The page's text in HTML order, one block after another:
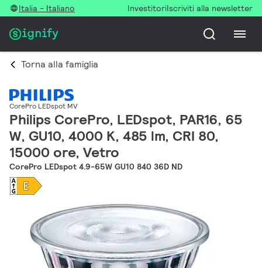
Italia - Italiano InvestitoriIscriviti alla newsletter
Torna alla famiglia
CorePro LEDspot MV
Philips CorePro, LEDspot, PAR16, 65
W, GU10, 4000 K, 485 lm, CRI 80,
15000 ore, Vetro
CorePro LEDspot 4.9-65W GU10 840 36D ND